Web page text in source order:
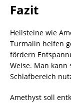
Fazit
Heilsteine wie
Turmalin helfen
fördern
Weise. Man
Schlafbereich
Amethyst soll